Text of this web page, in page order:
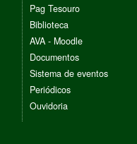
Pag Tesouro
Biblioteca
AVA - Moodle
Documentos
Sistema de eventos
Periódicos
Ouvidoria